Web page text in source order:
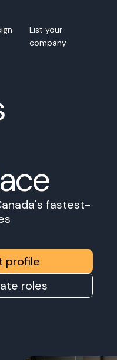
List your
company
fastest-
profile
roles